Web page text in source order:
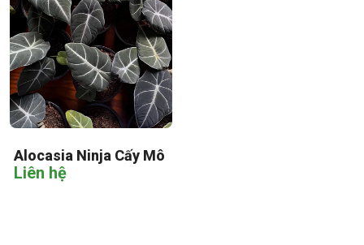
Alocasia Ninja Cấy Mô
Liên hệ